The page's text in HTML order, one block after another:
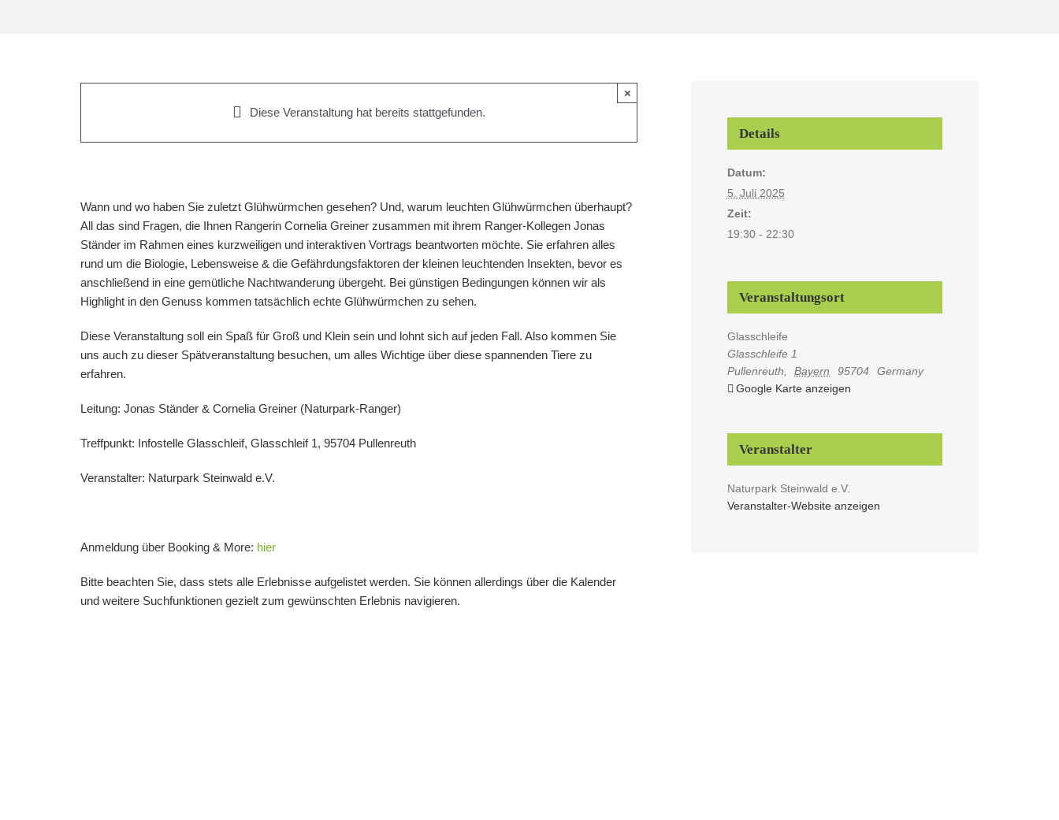
Diese Veranstaltung hat bereits stattgefunden.
×
Wann und wo haben Sie zuletzt Glühwürmchen gesehen? Und, warum leuchten Glühwürmchen überhaupt?
All das sind Fragen, die Ihnen Rangerin Cornelia Greiner zusammen mit ihrem Ranger-Kollegen Jonas
Ständer im Rahmen eines kurzweiligen und interaktiven Vortrags beantworten möchte. Sie erfahren alles
rund um die Biologie, Lebensweise & die Gefährdungsfaktoren der kleinen leuchtenden Insekten, bevor es
anschließend in eine gemütliche Nachtwanderung übergeht. Bei günstigen Bedingungen können wir als
Highlight in den Genuss kommen tatsächlich echte Glühwürmchen zu sehen.
Diese Veranstaltung soll ein Spaß für Groß und Klein sein und lohnt sich auf jeden Fall. Also kommen Sie
uns auch zu dieser Spätveranstaltung besuchen, um alles Wichtige über diese spannenden Tiere zu
erfahren.
Leitung: Jonas Ständer & Cornelia Greiner (Naturpark-Ranger)
Treffpunkt: Infostelle Glasschleif, Glasschleif 1, 95704 Pullenreuth
Veranstalter: Naturpark Steinwald e.V.
Anmeldung über Booking & More: hier
Bitte beachten Sie, dass stets alle Erlebnisse aufgelistet werden. Sie können allerdings über die Kalender
und weitere Suchfunktionen gezielt zum gewünschten Erlebnis navigieren.
Details
Datum:
5. Juli 2025
Zeit:
19:30 - 22:30
Veranstaltungsort
Glasschleife
Glasschleife 1
Pullenreuth
Bayern 95704
Germany
Google Karte anzeigen
Veranstalter
Naturpark Steinwald e.V.
Veranstalter-Website anzeigen